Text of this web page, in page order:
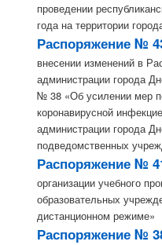
проведении
года на территории
Распоряжение №
внесении изменений в
администрации города
№ 38 «Об усилении мер
коронавирусной
администрации города
подведомственных
Распоряжение №
организации учебного
образовательных
дистанционном режиме»
Распоряжение №